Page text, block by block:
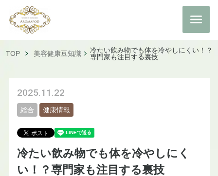
TOP 美容健康豆知識
冷たい飲み物でも体を冷やしにくい！？
専門家も注目する裏技
2025.11.22
総合 健康情報
冷たい飲み物でも体を冷やしにく
い！？専門家も注目する裏技